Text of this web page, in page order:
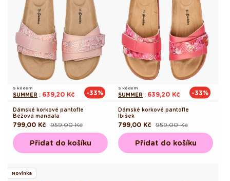
S kódem
SUMMER : 639,20 Kč -33%
Dámské korkové pantofle
Béžová mandala
Běžná
cena
959,00 Kč
Výprodejová
cena
799,00 Kč
Přidat do košíku
S kódem
SUMMER : 639,20 Kč -33%
Dámské korkové pantofle
Ibišek
Běžná
cena
959,00 Kč
Výprodejová
cena
799,00 Kč
Přidat do košíku
Novinka